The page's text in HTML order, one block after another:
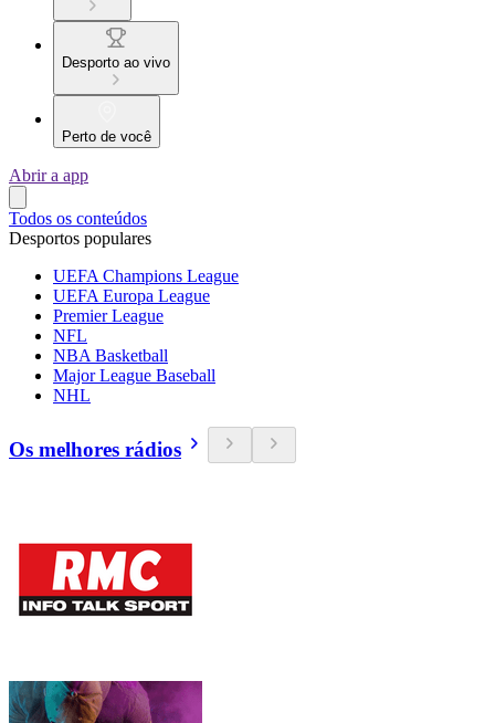
Desporto ao vivo
Perto de você
Abrir a app
Todos os conteúdos
Desportos populares
UEFA Champions League
UEFA Europa League
Premier League
NFL
NBA Basketball
Major League Baseball
NHL
Os melhores rádios